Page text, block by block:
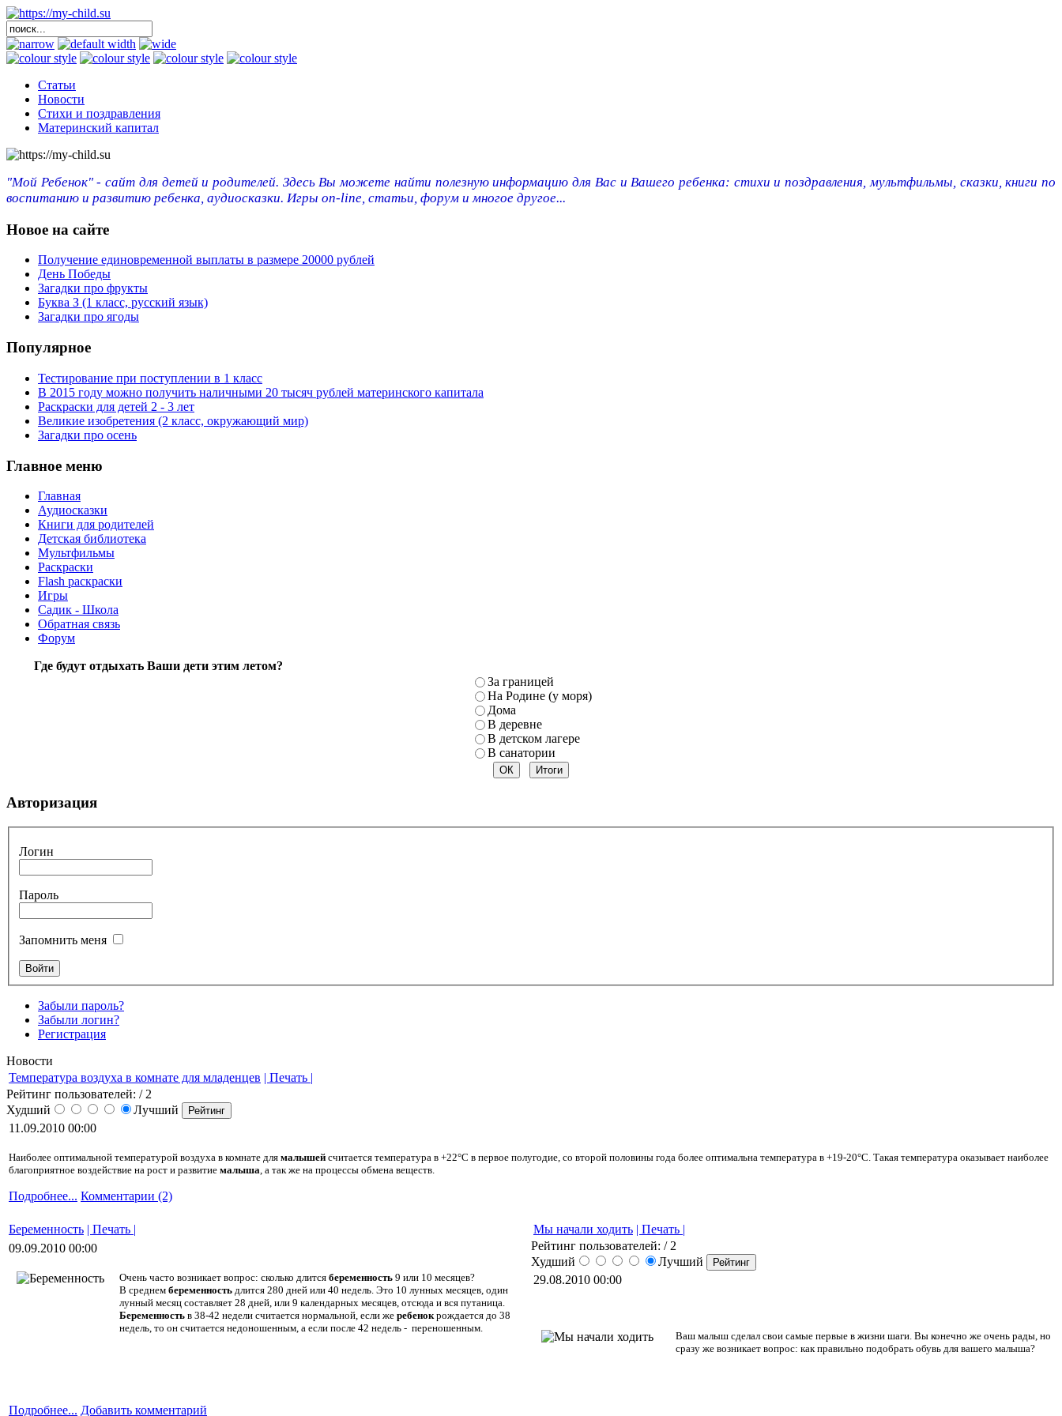
Статьи
Новости
Стихи и поздравления
Материнский капитал
"Мой Ребенок" - сайт для детей и родителей. Здесь Вы можете найти полезную информацию для Вас и Вашего ребенка: стихи и поздравления, мультфильмы, сказки, книги по
воспитанию и развитию ребенка, аудиосказки. Игры on-line, статьи, форум и многое другое...
Новое на сайте
Получение единовременной выплаты в размере 20000 рублей
День Победы
Загадки про фрукты
Буква З (1 класс, русский язык)
Загадки про ягоды
Популярное
Тестирование при поступлении в 1 класс
В 2015 году можно получить наличными 20 тысяч рублей материнского капитала
Раскраски для детей 2 - 3 лет
Великие изобретения (2 класс, окружающий мир)
Загадки про осень
Главное меню
Главная
Аудиосказки
Книги для родителей
Детская библиотека
Мультфильмы
Раскраски
Flash раскраски
Игры
Садик - Школа
Обратная связь
Форум
Где будут отдыхать Ваши дети этим летом?
За границей
На Родине (у моря)
Дома
В деревне
В детском лагере
В санатории
Авторизация
Логин
Пароль
Запомнить меня
Забыли пароль?
Забыли логин?
Регистрация
Новости
Температура воздуха в комнате для младенцев | Печать |
Рейтинг пользователей: / 2
Худший
Лучший
11.09.2010 00:00
Наиболее оптимальной температурой воздуха в комнате для малышей считается температура в +22°С в первое полугодие, со второй половины года более оптимальна температура в +19-20°С. Такая температура оказывает наиболее
благоприятное воздействие на рост и развитие малыша, а так же на процессы обмена веществ.
Подробнее... Комментарии (2)
Беременность | Печать |
09.09.2010 00:00
Очень часто возникает вопрос: сколько длится беременность 9 или 10 месяцев?
В среднем беременность длится 280 дней или 40 недель. Это 10 лунных месяцев, один
лунный месяц составляет 28 дней, или 9 календарных месяцев, отсюда и вся путаница.
Беременность в 38-42 недели считается нормальной, если же ребенокрождается до 38
недель, то он считается недоношенным, а если после 42 недель - переношенным.
Подробнее... Добавить комментарий
Мы начали ходить | Печать |
Рейтинг пользователей: / 2
Худший
Лучший
29.08.2010 00:00
Ваш малыш сделал свои самые первые в жизни шаги. Вы конечно же очень рады, но
сразу же возникает вопрос: как правильно подобрать обувь для вашего малыша?